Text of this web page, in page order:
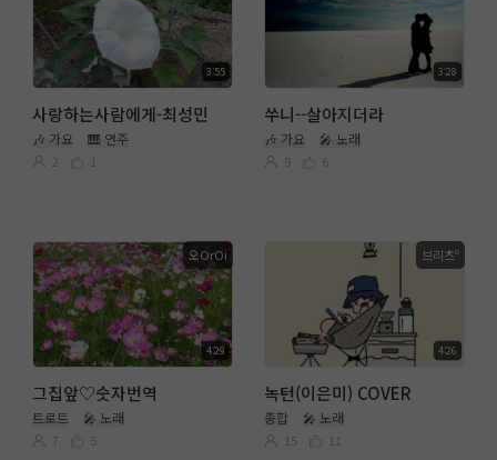
3:55
사랑하는사람에게-최성민
🎶 가요 🎹 연주
2 1
3:28
쑤니--살아지더라
🎶 가요 🎤 노래
9 6
4:29
오OrOi
그집앞♡숫자번역
트로트 🎤 노래
7 5
4:26
브리츠º
녹턴(이은미) COVER
종합 🎤 노래
15 11